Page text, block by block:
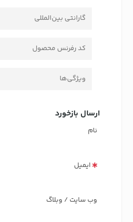
گارانتی بین‌المللی
کد رفرنس محصول
ویژگی‌ها
ارسال بازخورد
نام
ایمیل
وب سایت / وبلاگ